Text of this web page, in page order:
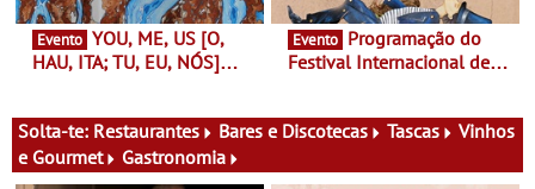
Evento
HAU, ITA; TU, EU, NÓS]
13 de Dezembro
Evento
Festival Internacional de
29 de Agosto
Solta-te: Restaurantes Bares e Discotecas Tascas
Vinhos
e Gourmet
Gastronomia